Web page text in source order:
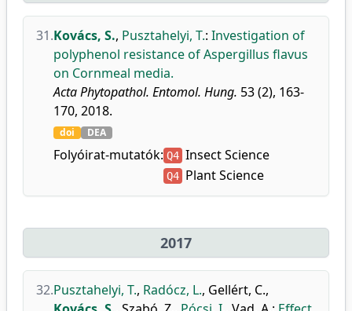
31.Kovács, S., Pusztahelyi, T.: Investigation of
polyphenol resistance of Aspergillus flavus
on Cornmeal media.
Acta Phytopathol. Entomol. Hung. 53 (2), 163-
170, 2018.
doi DEA
Folyóirat-mutatók: Q4 Insect Science
Q4 Plant Science
2017
32.Pusztahelyi, T., Radócz, L., Gellért, C.,